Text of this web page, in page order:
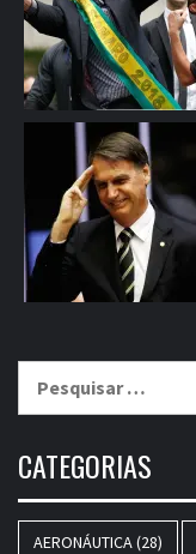
por:
CATEGORIAS
AERONÁUTICA (28)